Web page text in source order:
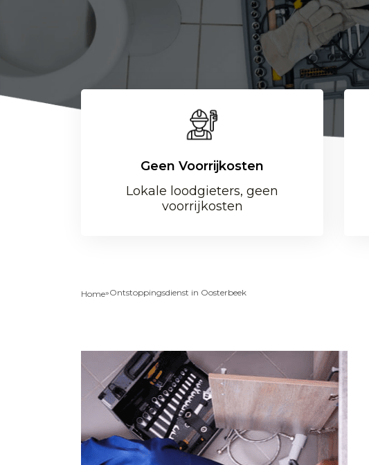
Geen Voorrijkosten
Lokale loodgieters, geen
voorrijkosten
Home»Ontstoppingsdienst in Oosterbeek